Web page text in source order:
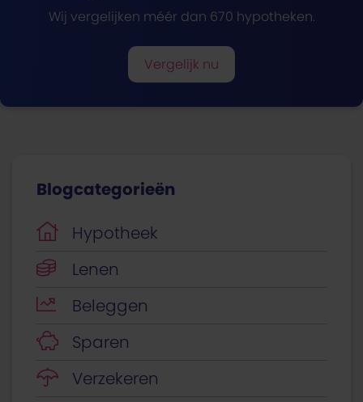
Wij vergelijken méér dan 670 hypotheken.
Vergelijk nu
Blogcategorieën
Hypotheek
Lenen
Beleggen
Sparen
Verzekeren